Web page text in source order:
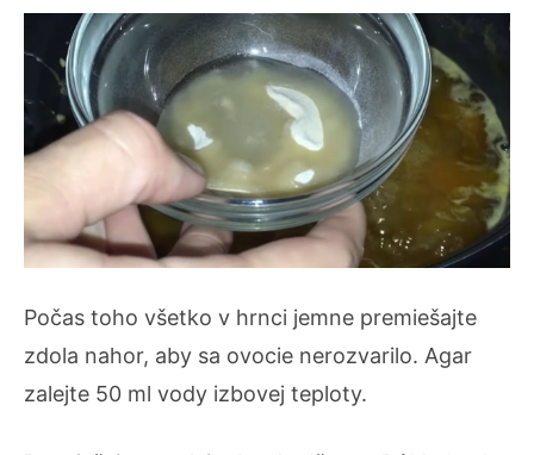
Počas toho všetko v hrnci jemne premiešajte
zdola nahor, aby sa ovocie nerozvarilo. Agar
zalejte 50 ml vody izbovej teploty.